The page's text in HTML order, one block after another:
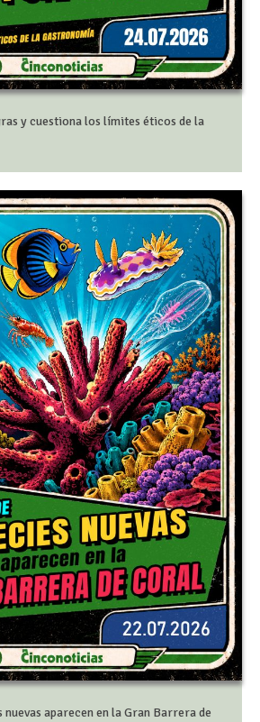
y cuestiona los límites éticos de la
nuevas aparecen en la Gran Barrera de